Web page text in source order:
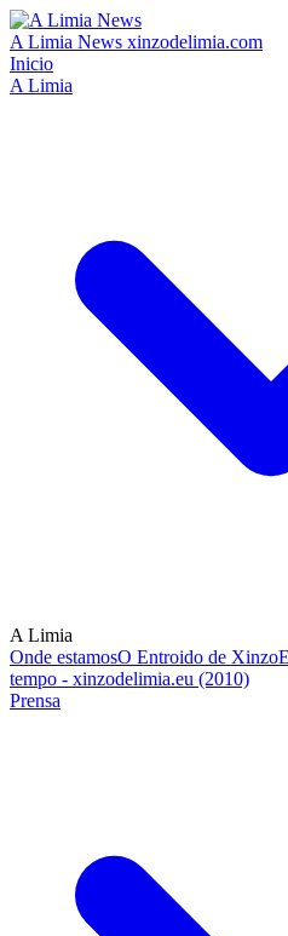
A Limia News xinzodelimia.com
Inicio
A Limia
A Limia
Onde estamosO Entroido de Xinzo
tempo - xinzodelimia.eu (2010)
Prensa